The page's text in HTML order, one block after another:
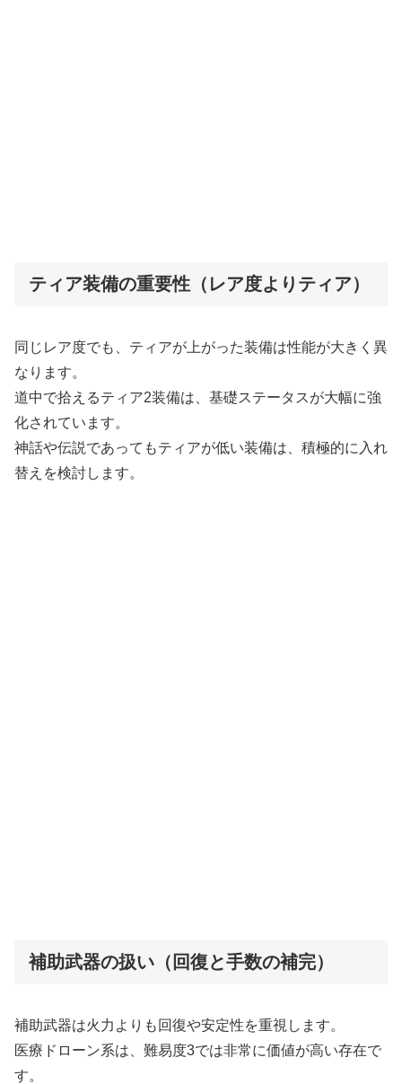
ティア装備の重要性（レア度よりティア）
同じレア度でも、ティアが上がった装備は性能が大きく異
なります。
道中で拾えるティア2装備は、基礎ステータスが大幅に強
化されています。
神話や伝説であってもティアが低い装備は、積極的に入れ
替えを検討します。
補助武器の扱い（回復と手数の補完）
補助武器は火力よりも回復や安定性を重視します。
医療ドローン系は、難易度3では非常に価値が高い存在で
す。